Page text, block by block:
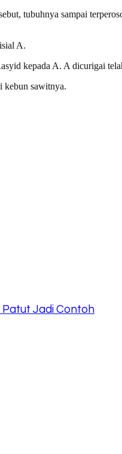
tubuhnya sampai
A.
kepada A. A dicurigai
kebun sawitnya.
Patut Jadi Contoh